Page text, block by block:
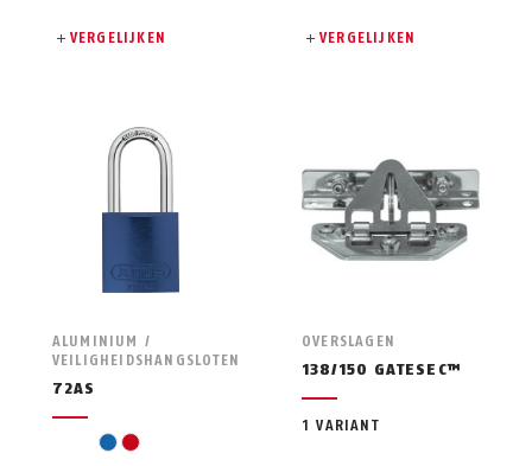
VERGELIJKEN VERGELIJKEN
ALUMINIUM /
VEILIGHEIDSHANGSLOTEN
72AS
blue
red
OVERSLAGEN
138/150 GATESEC™
1 VARIANT